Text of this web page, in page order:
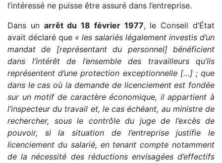
l’intéressé ne puisse être assuré dans l’entreprise.
Dans un arrêt du 18 février 1977, le Conseil d’État
avait déclaré que « les salariés légalement investis d’un
mandat de [représentant du personnel] bénéficient
dans l’intérêt de l’ensemble des travailleurs qu’ils
représentent d’une protection exceptionnelle […] ; que
dans le cas où la demande de licenciement est fondée
sur un motif de caractère économique, il appartient à
l’inspecteur du travail et, le cas échéant, au ministre de
rechercher, sous le contrôle du juge de l’excès de
pouvoir, si la situation de l’entreprise justifie le
licenciement du salarié, en tenant compte notamment
de la nécessité des réductions envisagées d’effectifs